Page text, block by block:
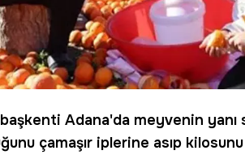
Adana'da meyvenin yanı
çamaşır iplerine asıp